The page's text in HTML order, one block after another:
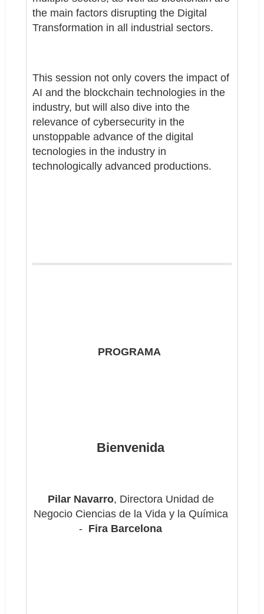
the main factors disrupting the Digital
Transformation in all industrial sectors.
This session not only covers the impact of
AI and the blockchain technologies in the
industry, but will also dive into the
relevance of cybersecurity in the
unstoppable advance of the digital
tecnologies in the industry in
technologically advanced productions.
PROGRAMA
Bienvenida
Pilar Navarro, Directora Unidad de
Negocio Ciencias de la Vida y la Química
- Fira Barcelona